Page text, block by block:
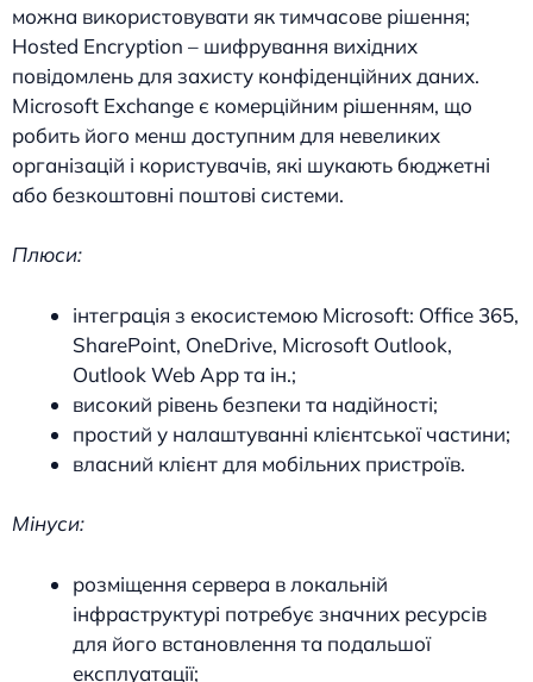
можна використовувати як тимчасове рішення;
Hosted Encryption – шифрування вихідних
повідомлень для захисту конфіденційних даних.
Microsoft Exchange є комерційним рішенням, що
робить його менш доступним для невеликих
організацій і користувачів, які шукають бюджетні
або безкоштовні поштові системи.
Плюси:
інтеграція з екосистемою Microsoft: Office 365,
SharePoint, OneDrive, Microsoft Outlook,
Outlook Web App та ін.;
високий рівень безпеки та надійності;
простий у налаштуванні клієнтської частини;
власний клієнт для мобільних пристроїв.
Мінуси:
розміщення сервера в локальній
інфраструктурі потребує значних ресурсів
для його встановлення та подальшої
експлуатації;